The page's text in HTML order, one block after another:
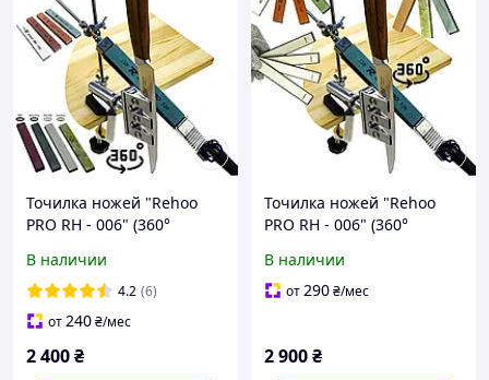
Точилка ножей "Rehoo
PRO RH - 006" (360°
камней)
В наличии
4.2 (6)
от240₴/мес
2 400₴
Точилка ножей "Rehoo
PRO RH - 006" (360°
камней)
В наличии
от290₴/мес
2 900₴